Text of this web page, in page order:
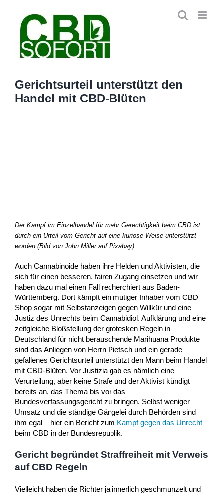
springen
Gerichtsurteil unterstützt den
Handel mit CBD-Blüten
Der Kampf im Einzelhandel für mehr Gerechtigkeit beim CBD ist
durch ein Urteil vom Gericht auf eine kuriose Weise unterstützt
worden (Bild von John Miller auf Pixabay).
Auch Cannabinoide haben ihre Helden und Aktivisten, die
sich für einen besseren, fairen Zugang einsetzen und wir
haben dazu mal einen Fall recherchiert aus Baden-
Württemberg. Dort kämpft ein mutiger Inhaber vom CBD
Shop sogar mit Selbstanzeigen gegen Willkür und eine
Justiz des Unrechts beim Cannabidiol. Aufklärung und eine
zeitgleiche Bloßstellung der grotesken Regeln in
Deutschland für nicht berauschende Marihuana Produkte
sind das Anliegen von Herrn Pietsch und ein gerade
gefallenes Gerichtsurteil unterstützt den Mann beim Handel
mit CBD-Blüten. Vor Justizia gab es nämlich eine
Verurteilung, aber keine Strafe und der Aktivist kündigt
bereits an, das Thema bis vor das
Bundesverfassungsgericht zu bringen. Selbst weniger
Umsatz und die ständige Gängelei durch Behörden sind
ihm egal – hier ein Bericht zum Kampf gegen das Unrecht
beim CBD in der Bundesrepublik.
Gericht begründet Straffreiheit mit Verweis
auf CBD Regeln
Vielleicht haben die Richter ja innerlich geschmunzelt und